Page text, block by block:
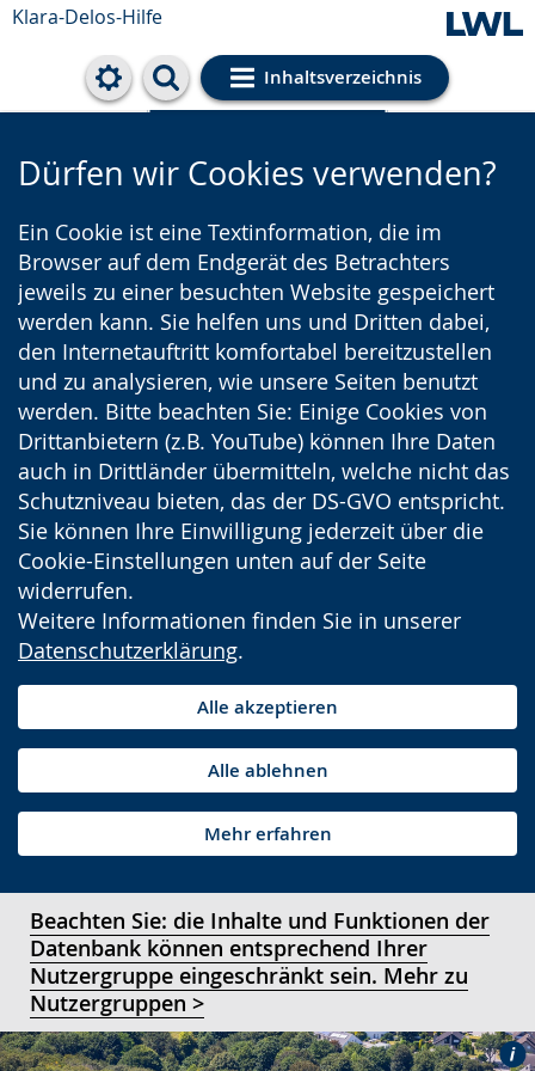
Klara-Delos-Hilfe
Inhaltsverzeichnis
Cookie-Einstellungen
Dürfen wir Cookies verwenden?
Ein Cookie ist eine Textinformation, die im
Browser auf dem Endgerät des Betrachters
jeweils zu einer besuchten Website gespeichert
werden kann. Sie helfen uns und Dritten dabei,
den Internetauftritt komfortabel bereitzustellen
und zu analysieren, wie unsere Seiten benutzt
werden. Bitte beachten Sie: Einige Cookies von
Drittanbietern (z.B. YouTube) können Ihre Daten
auch in Drittländer übermitteln, welche nicht das
Schutzniveau bieten, das der DS-GVO entspricht.
Sie können Ihre Einwilligung jederzeit über die
Cookie-Einstellungen unten auf der Seite
widerrufen.
Weitere Informationen finden Sie in unserer
Datenschutzerklärung.
Alle akzeptieren
Alle ablehnen
Mehr erfahren
Beachten Sie: die Inhalte und Funktionen der
Datenbank können entsprechend Ihrer
Nutzergruppe eingeschränkt sein. Mehr zu
Nutzergruppen >